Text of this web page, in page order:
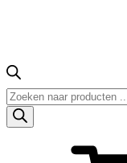
Producten
zoeken